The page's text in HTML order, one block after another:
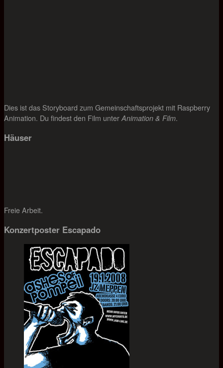
Dies ist das Storyboard zum Gemeinschaftsprojekt mit Raspberry
Animation. Du findest den Film unterAnimation & Film.
Häuser
Freie Arbeit.
Konzertposter Escapado